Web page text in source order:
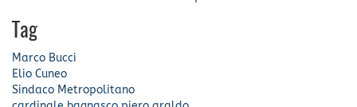
Tag
Marco Bucci
Elio Cuneo
Sindaco Metropolitano